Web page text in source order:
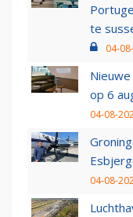
te
04-
op 6
04-08-
04-08-